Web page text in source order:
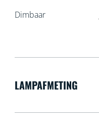
Dimbaar
LAMPAFMETING